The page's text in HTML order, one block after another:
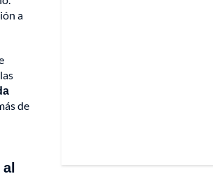
a
de
al